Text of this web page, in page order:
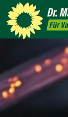
Dr.
Für
Rundmail